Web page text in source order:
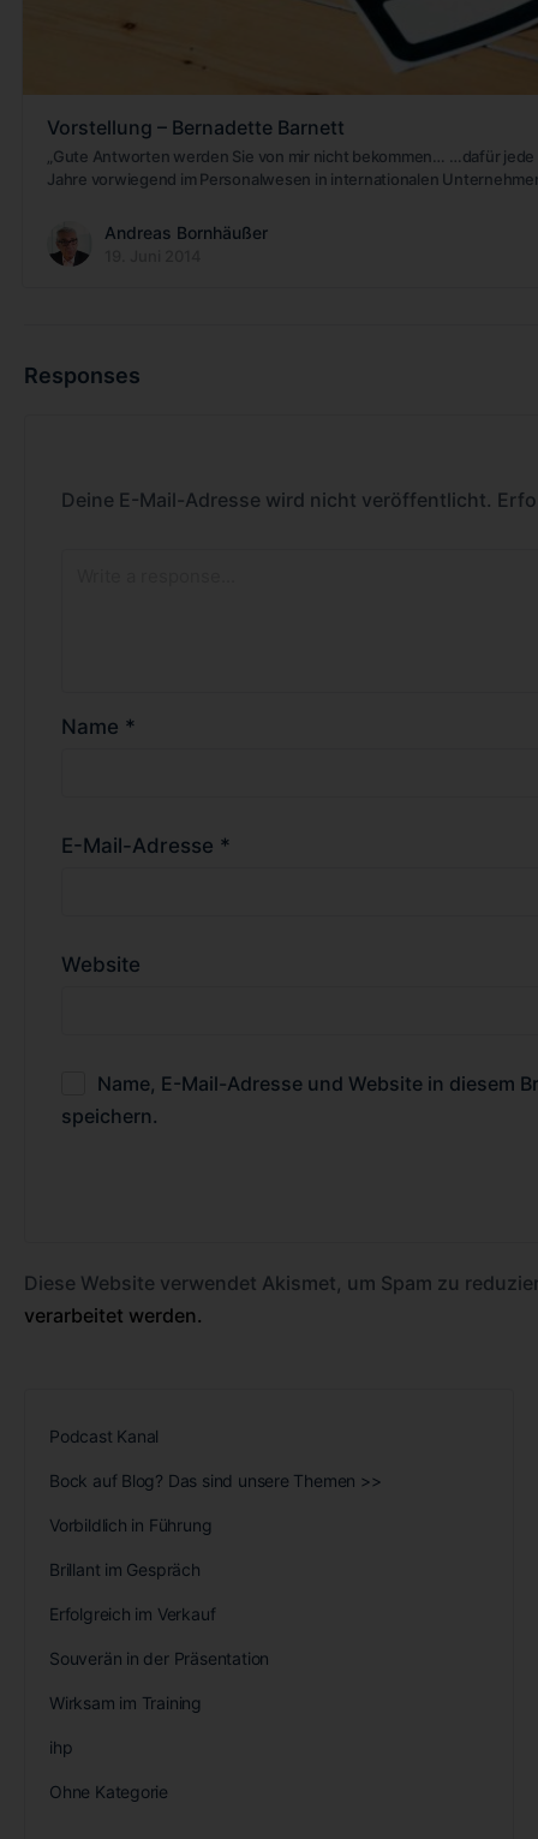
Vorstellung – Bernadette Barnett
„Gute Antworten werden Sie von mir nicht bekommen… …dafür
Jahre vorwiegend im Personalwesen in internationalen
Andreas Bornhäußer
Responses
Deine E-Mail-Adresse wird nicht veröffentlicht.
Name *
E-Mail-Adresse *
Website
Name, E-Mail-Adresse und Website in diesem
speichern.
Diese Website verwendet Akismet, um Spam zu
verarbeitet werden.
Podcast Kanal
Bock auf Blog? Das sind unsere Themen >>
Vorbildlich in Führung
Brillant im Gespräch
Erfolgreich im Verkauf
Souverän in der Präsentation
Wirksam im Training
ihp
Ohne Kategorie